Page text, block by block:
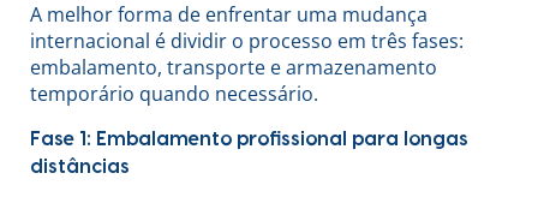
A melhor forma de enfrentar uma mudança
internacional é dividir o processo em três fases:
embalamento, transporte e armazenamento
temporário quando necessário.
Fase 1: Embalamento profissional para longas
distâncias